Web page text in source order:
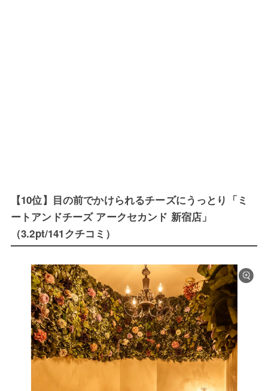
【10位】目の前でかけられるチーズにうっとり「ミ
ートアンドチーズ アークセカンド 新宿店」
（3.2pt/141クチコミ）